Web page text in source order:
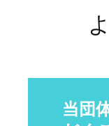
チーム運営情
グッズ販売・お
当団